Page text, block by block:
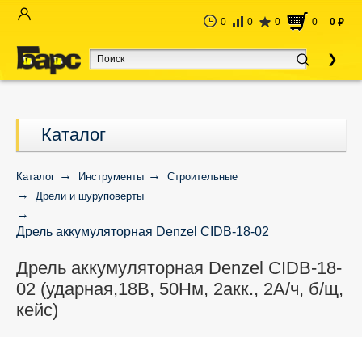
0 0 0 0 0 руб
Каталог
Каталог Инструменты
Строительные
Дрели и шуруповерты
Дрель аккумуляторная Denzel CIDB-18-02
Дрель аккумуляторная Denzel CIDB-18-
02 (ударная,18В, 50Нм, 2акк., 2А/ч, б/щ,
кейс)